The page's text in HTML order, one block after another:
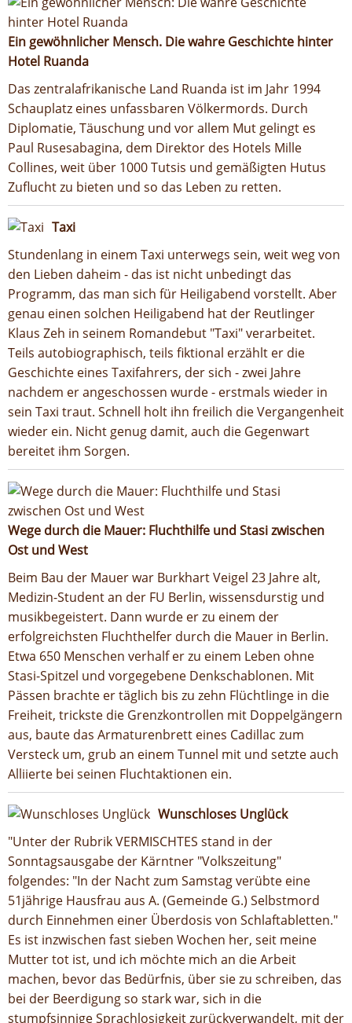
Ein gewöhnlicher Mensch. Die wahre Geschichte hinter
Hotel Ruanda
Das zentralafrikanische Land Ruanda ist im Jahr 1994
Schauplatz eines unfassbaren Völkermords. Durch
Diplomatie, Täuschung und vor allem Mut gelingt es
Paul Rusesabagina, dem Direktor des Hotels Mille
Collines, weit über 1000 Tutsis und gemäßigten Hutus
Zuflucht zu bieten und so das Leben zu retten.
Taxi
Stundenlang in einem Taxi unterwegs sein, weit weg von
den Lieben daheim - das ist nicht unbedingt das
Programm, das man sich für Heiligabend vorstellt. Aber
genau einen solchen Heiligabend hat der Reutlinger
Klaus Zeh in seinem Romandebut "Taxi" verarbeitet.
Teils autobiographisch, teils fiktional erzählt er die
Geschichte eines Taxifahrers, der sich - zwei Jahre
nachdem er angeschossen wurde - erstmals wieder in
sein Taxi traut. Schnell holt ihn freilich die Vergangenheit
wieder ein. Nicht genug damit, auch die Gegenwart
bereitet ihm Sorgen.
Wege durch die Mauer: Fluchthilfe und Stasi zwischen
Ost und West
Beim Bau der Mauer war Burkhart Veigel 23 Jahre alt,
Medizin-Student an der FU Berlin, wissensdurstig und
musikbegeistert. Dann wurde er zu einem der
erfolgreichsten Fluchthelfer durch die Mauer in Berlin.
Etwa 650 Menschen verhalf er zu einem Leben ohne
Stasi-Spitzel und vorgegebene Denkschablonen. Mit
Pässen brachte er täglich bis zu zehn Flüchtlinge in die
Freiheit, trickste die Grenzkontrollen mit Doppelgängern
aus, baute das Armaturenbrett eines Cadillac zum
Versteck um, grub an einem Tunnel mit und setzte auch
Alliierte bei seinen Fluchtaktionen ein.
Wunschloses Unglück
"Unter der Rubrik VERMISCHTES stand in der
Sonntagsausgabe der Kärntner "Volkszeitung"
folgendes: "In der Nacht zum Samstag verübte eine
51jährige Hausfrau aus A. (Gemeinde G.) Selbstmord
durch Einnehmen einer Überdosis von Schlaftabletten."
Es ist inzwischen fast sieben Wochen her, seit meine
Mutter tot ist, und ich möchte mich an die Arbeit
machen, bevor das Bedürfnis, über sie zu schreiben, das
bei der Beerdigung so stark war, sich in die
stumpfsinnige Sprachlosigkeit zurückverwandelt, mit der